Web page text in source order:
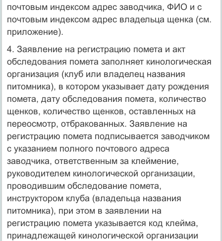
почтовым индексом адрес заводчика, ФИО и с
почтовым индексом адрес владельца щенка (см.
приложение).
4. Заявление на регистрацию помета и акт
обследования помета заполняет кинологическая
организация (клуб или владелец названия
питомника), в котором указывает дату рождения
помета, дату обследования помета, количество
щенков, количество щенков, оставленных на
переосмотр, отбракованных. Заявление на
регистрацию помета подписывается заводчиком
с указанием полного почтового адреса
заводчика, ответственным за клеймение,
руководителем кинологической организации,
проводившим обследование помета,
инструктором клуба (владельца названия
питомника), при этом в заявлении на
регистрацию помета указывается код клейма,
принадлежащей кинологической организации